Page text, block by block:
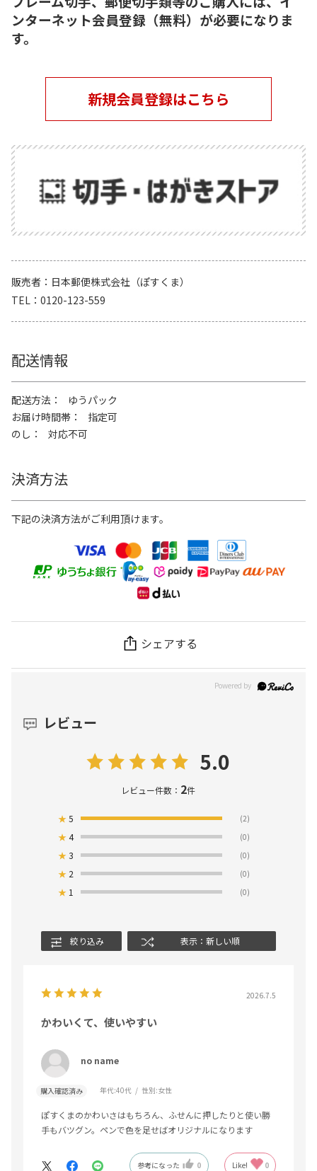
ンターネット会員登録（無料）が必要になりま
す。
新規会員登録はこちら
販売者
日本郵便株式会社（ぽすくま）
TEL
0120-123-559
配送情報
配送方法
ゆうパック
お届け時間帯
指定可
のし
対応不可
決済方法
下記の決済方法がご利用頂けます。
シェアする
レビュー
5.0
レビュー件数： 2件
★5 (2)
★4 (0)
★3 (0)
★ 2 (0)
★ 1 (0)
絞り込み 表示：新しい順
2026.7.5
かわいくて、使いやすい
no name
購入確認済み 年代:40代 性別:女性
ぽすくまのかわいさはもちろん、ふせんに押したりと使い勝
手もバツグン。ペンで色を足せばオリジナルになります
参考になった 0 Like! 0